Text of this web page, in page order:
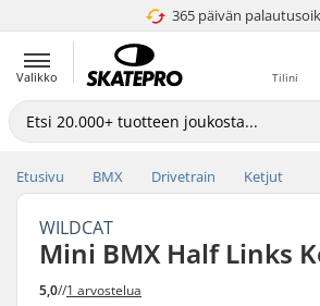
365 päivän4.8 / 5
Valikko Tilini
Etusivu BMX Drivetrain Ketjut
WILDCAT
Mini BMX Half Links
5,0//1 arvostelua